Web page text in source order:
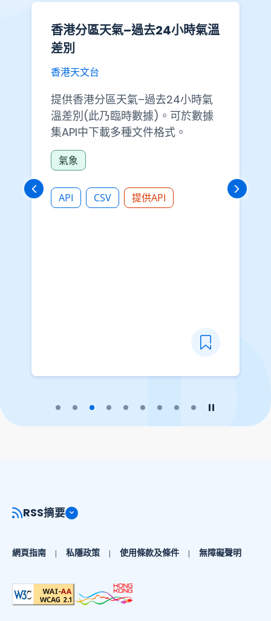
香港分區天氣–過去24小時氣溫
差別
香港天文台
提供香港分區天氣–過去24小時氣
溫差別(此乃臨時數據)。可於數據
集API中下載多種文件格式。
氣象
API CSV 提供API
RSS摘要
網頁指南 私隱政策 使用條款及條件 無障礙聲明